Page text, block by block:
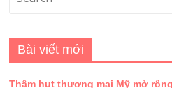
Bài viết mới
Thâm hụt thương mại Mỹ mở